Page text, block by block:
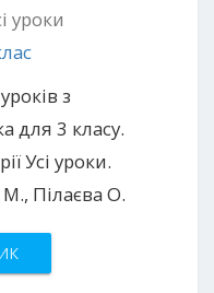
уроки
з
для 3 класу.
Усі уроки.
Пілаєва О.